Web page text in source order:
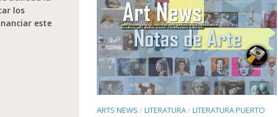
ARTS NEWS /LITERATURA/LITERATURA PUERTO
los
este